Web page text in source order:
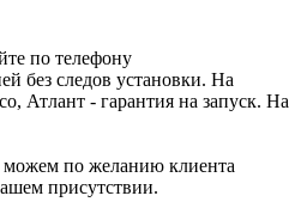
по телефону
без следов установки. На
Атлант - гарантия на запуск. На
по желанию клиента
присутствии.